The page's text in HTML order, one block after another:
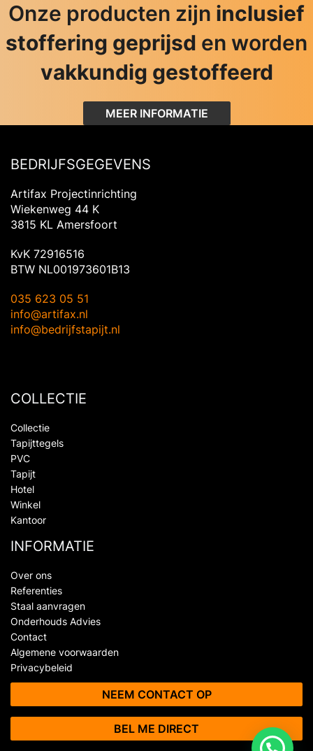
Onze producten zijn inclusief
stoffering geprijsd en worden
vakkundig gestoffeerd
MEER INFORMATIE
BEDRIJFSGEGEVENS
Artifax Projectinrichting
Wiekenweg 44 K
3815 KL Amersfoort
KvK 72916516
BTW NL001973601B13
035 623 05 51
info@artifax.nl
info@bedrijfstapijt.nl
COLLECTIE
Collectie
Tapijttegels
PVC
Tapijt
Hotel
Winkel
Kantoor
INFORMATIE
Over ons
Referenties
Staal aanvragen
Onderhouds Advies
Contact
Algemene voorwaarden
Privacybeleid
NEEM CONTACT OP
BEL ME DIRECT